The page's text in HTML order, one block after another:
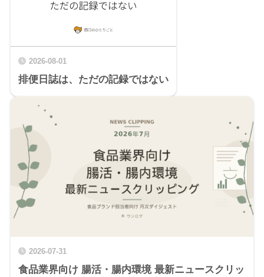
2026-08-01
排便日誌は、ただの記録ではない
2026-07-31
食品業界向け 腸活・腸内環境 最新ニュースクリッ